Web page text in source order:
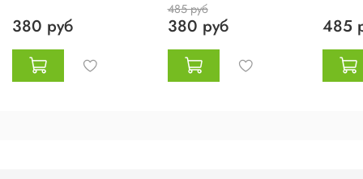
380 руб
485 руб
380 руб 485